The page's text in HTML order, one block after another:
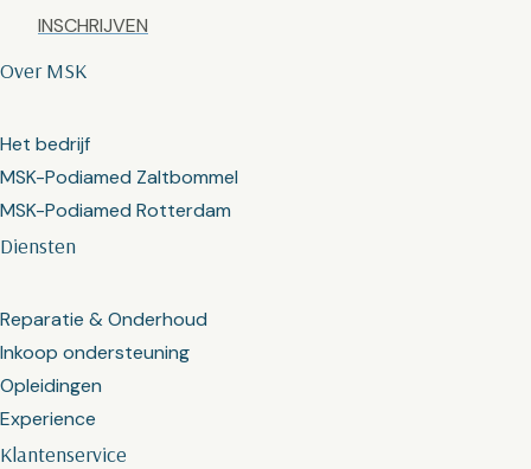
Klantenservice
Diensten
Reparatie & Onderhoud
Inkoop ondersteuning
Opleidingen
Experience
Over MSK
Het bedrijf
MSK-Podiamed Zaltbommel
MSK-Podiamed Rotterdam
Captcha